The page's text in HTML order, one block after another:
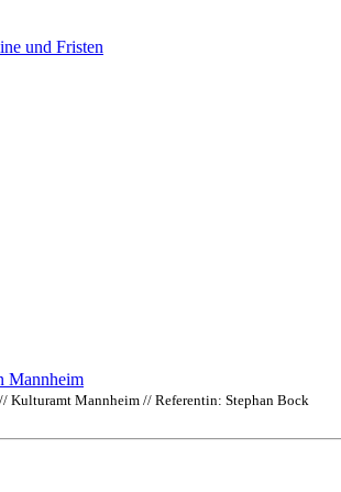
und Fristen
Kulturamt Mannheim // Referentin: Stephan Bock